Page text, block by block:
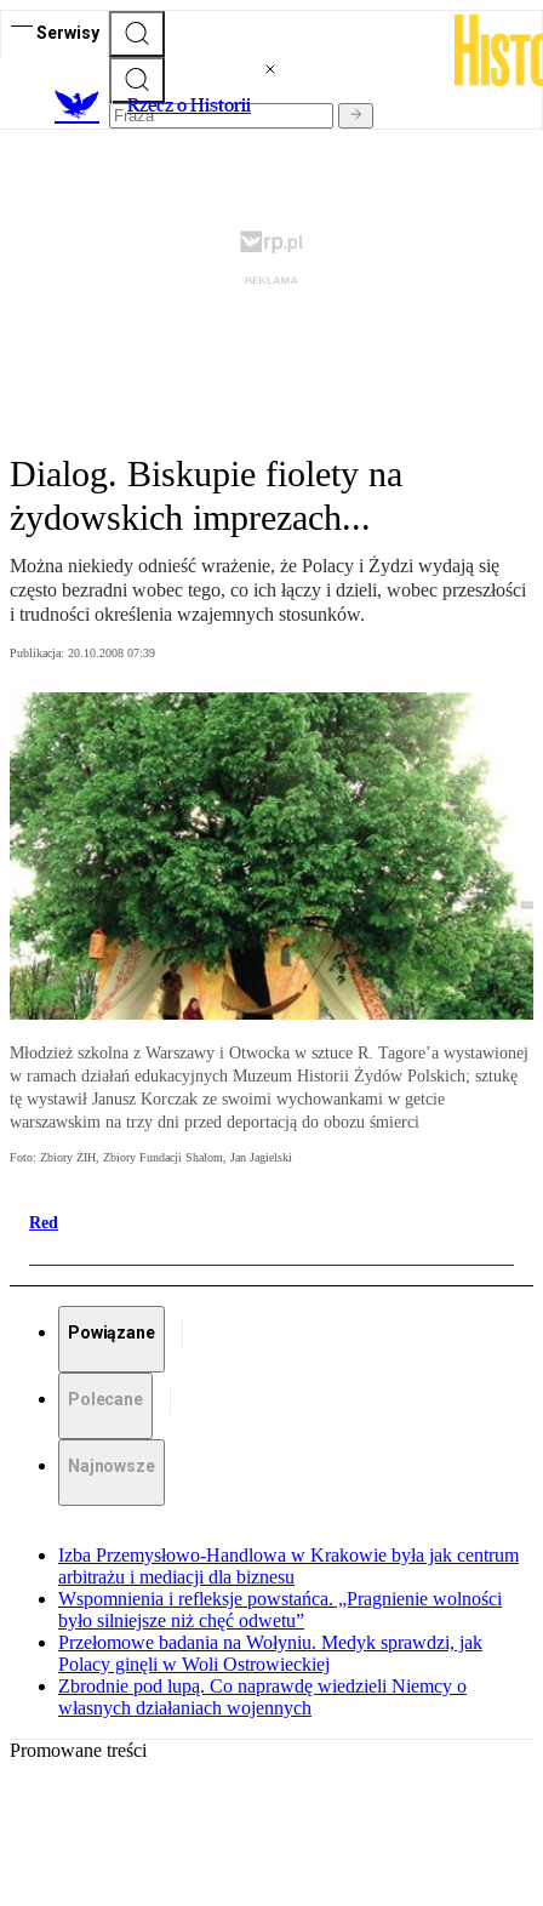
Serwisy
Rzecz o Historii
Dialog. Biskupie fiolety na
żydowskich imprezach...
Można niekiedy odnieść wrażenie, że Polacy i Żydzi wydają się
często bezradni wobec tego, co ich łączy i dzieli, wobec przeszłości
i trudności określenia wzajemnych stosunków.
Publikacja: 20.10.2008 07:39
Młodzież szkolna z Warszawy i Otwocka w sztuce R. Tagore’a wystawionej
w ramach działań edukacyjnych Muzeum Historii Żydów Polskich; sztukę
tę wystawił Janusz Korczak ze swoimi wychowankami w getcie
warszawskim na trzy dni przed deportacją do obozu śmierci
Foto: Zbiory ŻIH, Zbiory Fundacji Shalom, Jan Jagielski
Red
Powiązane
Polecane
Najnowsze
Izba Przemysłowo-Handlowa w Krakowie była jak centrum
arbitrażu i mediacji dla biznesu
Wspomnienia i refleksje powstańca. „Pragnienie wolności
było silniejsze niż chęć odwetu”
Przełomowe badania na Wołyniu. Medyk sprawdzi, jak
Polacy ginęli w Woli Ostrowieckiej
Zbrodnie pod lupą. Co naprawdę wiedzieli Niemcy o
własnych działaniach wojennych
Promowane treści